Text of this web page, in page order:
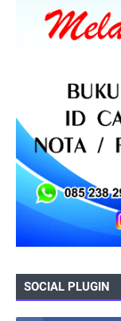
SOCIAL PLUGIN